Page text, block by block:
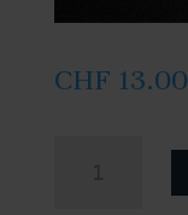
CHF 13.00